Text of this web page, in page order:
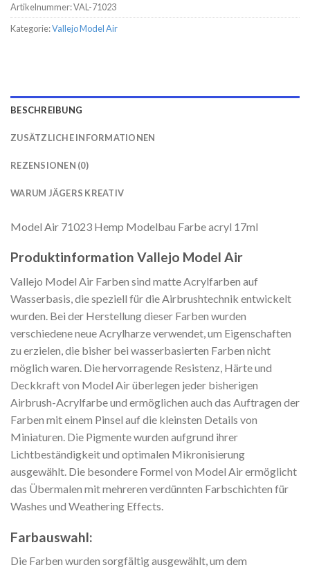
Artikelnummer:VAL-71023
Kategorie:Vallejo Model Air
BESCHREIBUNG
ZUSÄTZLICHE INFORMATIONEN
REZENSIONEN (0)
WARUM JÄGERS KREATIV
Model Air 71023 Hemp Modelbau Farbe acryl 17ml
Produktinformation Vallejo Model Air
Vallejo Model Air Farben sind matte Acrylfarben auf
Wasserbasis, die speziell für die Airbrushtechnik entwickelt
wurden. Bei der Herstellung dieser Farben wurden
verschiedene neue Acrylharze verwendet, um Eigenschaften
zu erzielen, die bisher bei wasserbasierten Farben nicht
möglich waren. Die hervorragende Resistenz, Härte und
Deckkraft von Model Air überlegen jeder bisherigen
Airbrush-Acrylfarbe und ermöglichen auch das Auftragen der
Farben mit einem Pinsel auf die kleinsten Details von
Miniaturen. Die Pigmente wurden aufgrund ihrer
Lichtbeständigkeit und optimalen Mikronisierung
ausgewählt. Die besondere Formel von Model Air ermöglicht
das Übermalen mit mehreren verdünnten Farbschichten für
Washes und Weathering Effects.
Farbauswahl:
Die Farben wurden sorgfältig ausgewählt, um dem